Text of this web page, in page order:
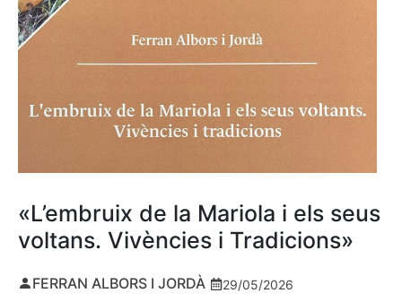
«L’embruix de la Mariola i els seus
voltans. Vivències i Tradicions»
FERRAN ALBORS I JORDÀ 29/05/2026